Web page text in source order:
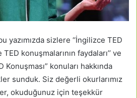
yazımızda sizlere ‘‘İngilizce TED
TED konuşmalarının faydaları’’ ve
Konuşması” konuları hakkında
sunduk. Siz değerli okurlarımız
okuduğunuz için teşekkür